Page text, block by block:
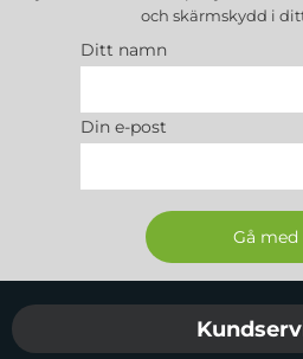
och skärmskydd i
Ditt namn
Din e-post
Sidfot Blandad